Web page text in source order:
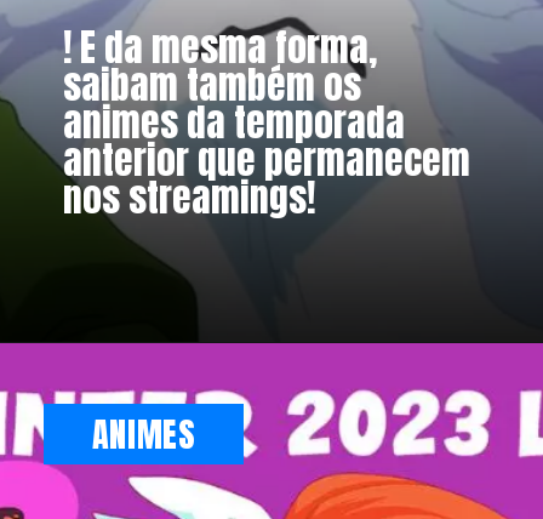
! E da mesma forma,
saibam também os
animes da temporada
anterior que permanecem
nos streamings!
ANIMES